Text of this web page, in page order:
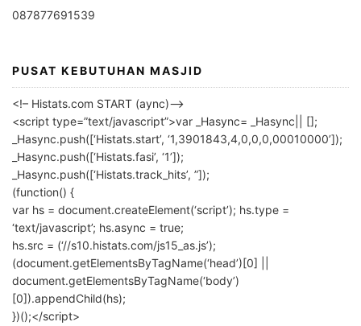
087877691539
PUSAT KEBUTUHAN MASJID
<!– Histats.com START (aync)–>
<script type=”text/javascript”>var _Hasync= _Hasync|| [];
_Hasync.push([‘Histats.start’, ‘1,3901843,4,0,0,0,00010000’]);
_Hasync.push([‘Histats.fasi’, ‘1’]);
_Hasync.push([‘Histats.track_hits’, ”]);
(function() {
var hs = document.createElement(‘script’); hs.type =
‘text/javascript’; hs.async = true;
hs.src = (‘//s10.histats.com/js15_as.js’);
(document.getElementsByTagName(‘head’)[0] ||
document.getElementsByTagName(‘body’)
[0]).appendChild(hs);
})();</script>